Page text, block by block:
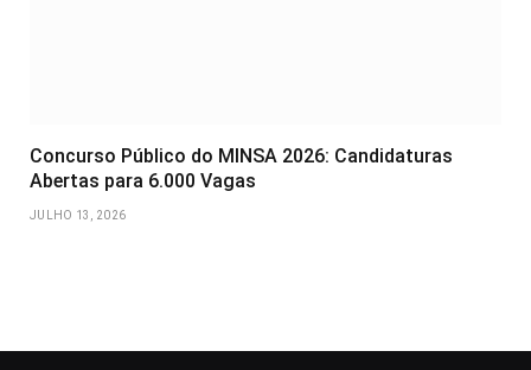
Concurso Público do MINSA 2026: Candidaturas
Abertas para 6.000 Vagas
JULHO 13, 2026